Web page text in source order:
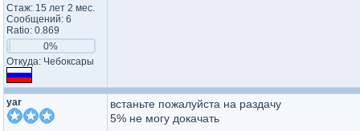
Стаж: 15 лет 2 мес.
Сообщений: 6
Ratio: 0.869
0%
Откуда: Чебоксары
yar
встаньте пожалуйста на раздачу
5% не могу докачать